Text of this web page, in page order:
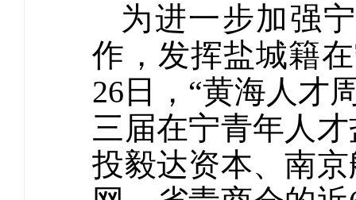
为进一步加强
作，发挥盐城籍
26日，“黄海人才
三届在宁青年人
投毅达资本、南